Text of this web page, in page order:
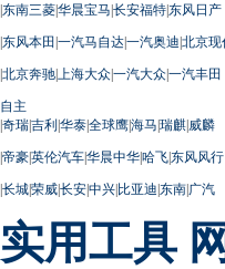
|东南三菱|华晨宝马|长安福特|东风日产
|东风本田 |一汽马自达|一汽奥迪|北京现
|北京奔驰| 上海大众|一汽大众|一汽丰田
自主
|奇瑞|吉利|华泰|全球鹰|海马|瑞麒|威麟
|帝豪|英伦汽车|华晨中华|哈飞|东风风行
|长城|荣威|长安|中兴|比亚迪|东南|广汽
实用工具